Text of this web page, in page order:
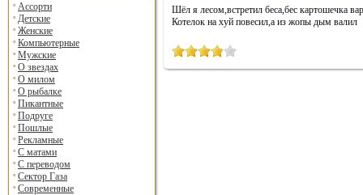
Ассорти
Детские
Женские
Компьютерные
Мужские
О звездах
О милом
О рыбалке
Пикантные
Подруге
Пошлые
Рекламные
С матами
С переводом
Сектор Газа
Современные
Шёл я лесом,встретил беса,бес картошечка
Котелок на хуй повесил,а из жопы дым валил